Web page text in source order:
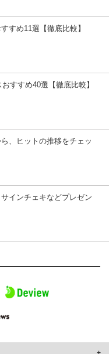
すめ11選【徹底比較】
すすめ40選【徹底比較】
、ヒットの推移をチェッ
インチェキなどプレゼン